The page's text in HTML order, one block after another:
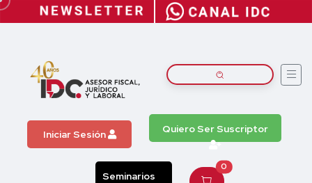
Iniciar Sesión Quiero Ser Suscriptor
Seminarios
0